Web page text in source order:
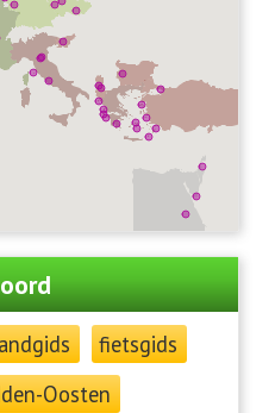
fietsgids
Oosten